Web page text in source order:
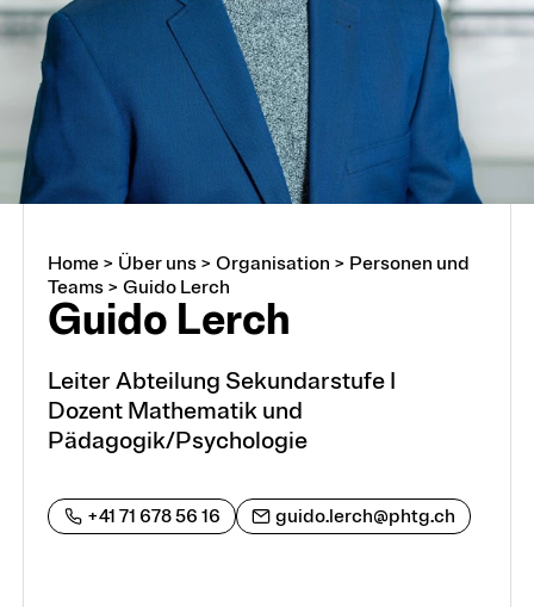
Über uns
Arbeiten an der PHTG
Offene Stellen
Home> Über uns> Organisation > Personen und
Teams> Guido Lerch
Guido Lerch
Leiter Abteilung Sekundarstufe I
Dozent Mathematik und
Pädagogik/Psychologie
+41 71 678 56 16 guido.lerch@phtg.ch